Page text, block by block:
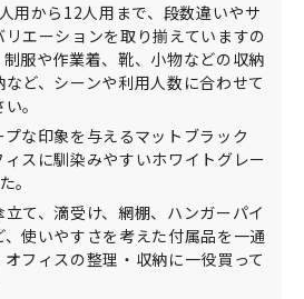
用から12人用まで、段数違いやサ
エーションを取り揃えていますの
服や作業着、靴、小物などの収納
ど、シーンや利用人数に合わせて
。
な印象を与えるマットブラック
スに馴染みやすいホワイトグレー
。
て、滴受け、網棚、ハンガーパイ
使いやすさを考えた付属品を一通
フィスの整理・収納に一役買って